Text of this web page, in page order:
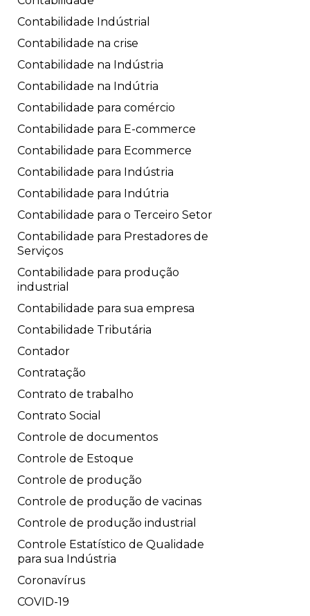
Contabilidade Indústrial
Contabilidade na crise
Contabilidade na Indústria
Contabilidade na Indútria
Contabilidade para comércio
Contabilidade para E-commerce
Contabilidade para Ecommerce
Contabilidade para Indústria
Contabilidade para Indútria
Contabilidade para o Terceiro Setor
Contabilidade para Prestadores de
Serviços
Contabilidade para produção
industrial
Contabilidade para sua empresa
Contabilidade Tributária
Contador
Contratação
Contrato de trabalho
Contrato Social
Controle de documentos
Controle de Estoque
Controle de produção
Controle de produção de vacinas
Controle de produção industrial
Controle Estatístico de Qualidade
para sua Indústria
Coronavírus
COVID-19